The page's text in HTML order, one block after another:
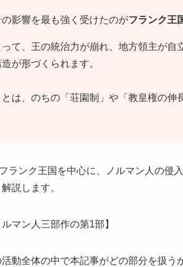
影響を最も強く受けたのがフランク王
て、王の統治力が崩れ、地方領主が自
が形づくられます。
は、のちの「荘園制」や「教皇権の伸
ランク王国を中心に、ノルマン人の侵
説します。
マン人三部作の第1部】
動全体の中で本記事がどの部分を扱う